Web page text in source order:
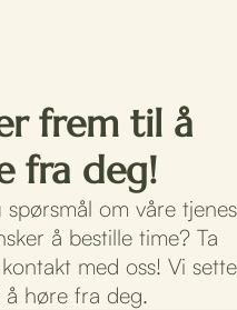
frem til å
fra deg!
spørsmål om våre
å bestille time? Ta
med oss! Vi
å høre fra deg.